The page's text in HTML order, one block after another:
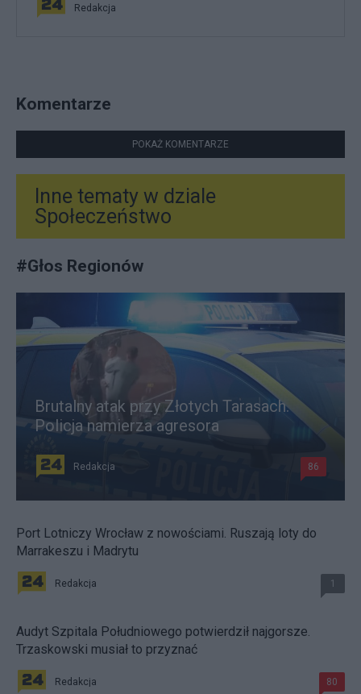
Redakcja
Komentarze
POKAŻ KOMENTARZE
Inne tematy w dziale
Społeczeństwo
#Głos Regionów
Brutalny atak przy Złotych Tarasach.
Policja namierza agresora
Redakcja 86
Port Lotniczy Wrocław z nowościami. Ruszają loty do
Marrakeszu i Madrytu
Redakcja 1
Audyt Szpitala Południowego potwierdził najgorsze.
Trzaskowski musiał to przyznać
Redakcja 80